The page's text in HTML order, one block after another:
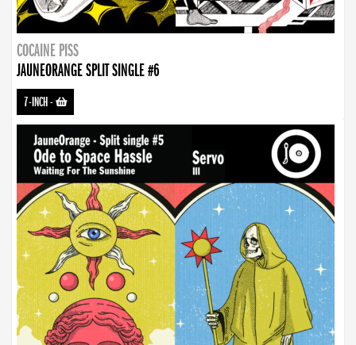
COCAINE PISS
JAUNEORANGE SPLIT SINGLE #6
7-INCH-